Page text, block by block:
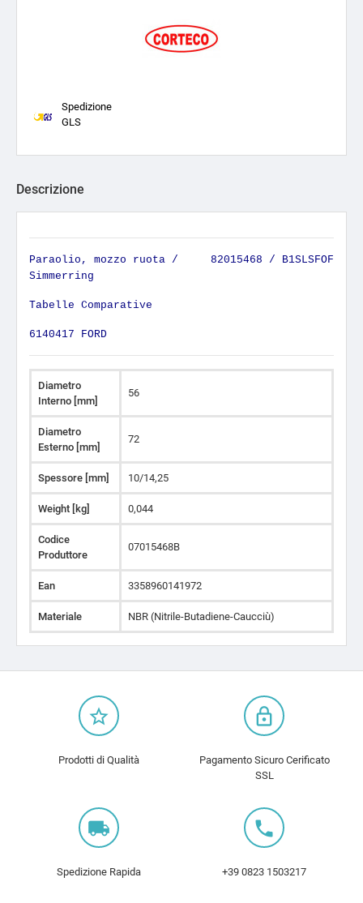
Spedizione
GLS
Descrizione
Paraolio, mozzo ruota / 82015468 / B1SLSFOF
Simmerring
Tabelle Comparative
6140417 FORD
Diametro
Interno [mm]
56
Diametro
Esterno [mm]
72
Spessore [mm] 10/14,25
Weight [kg] 0,044
Codice
Produttore
07015468B
Ean 3358960141972
Materiale NBR (Nitrile-Butadiene-Caucciù)
star_border
Prodotti di Qualità
lock_outline
Pagamento Sicuro Cerificato
SSL
local_shipping
Spedizione Rapida
local_phone
+39 0823 1503217